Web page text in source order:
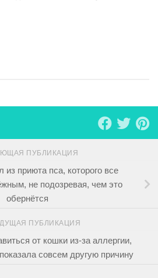
ПУБЛИКАЦИЯ
приюта пса, которого все
не подозревая, чем это
обернётся
ПУБЛИКАЦИЯ
от кошки из-за аллергии,
совсем другую причину